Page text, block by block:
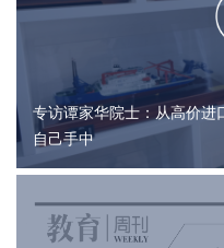
专访谭家华院士：从高价进
自己手中